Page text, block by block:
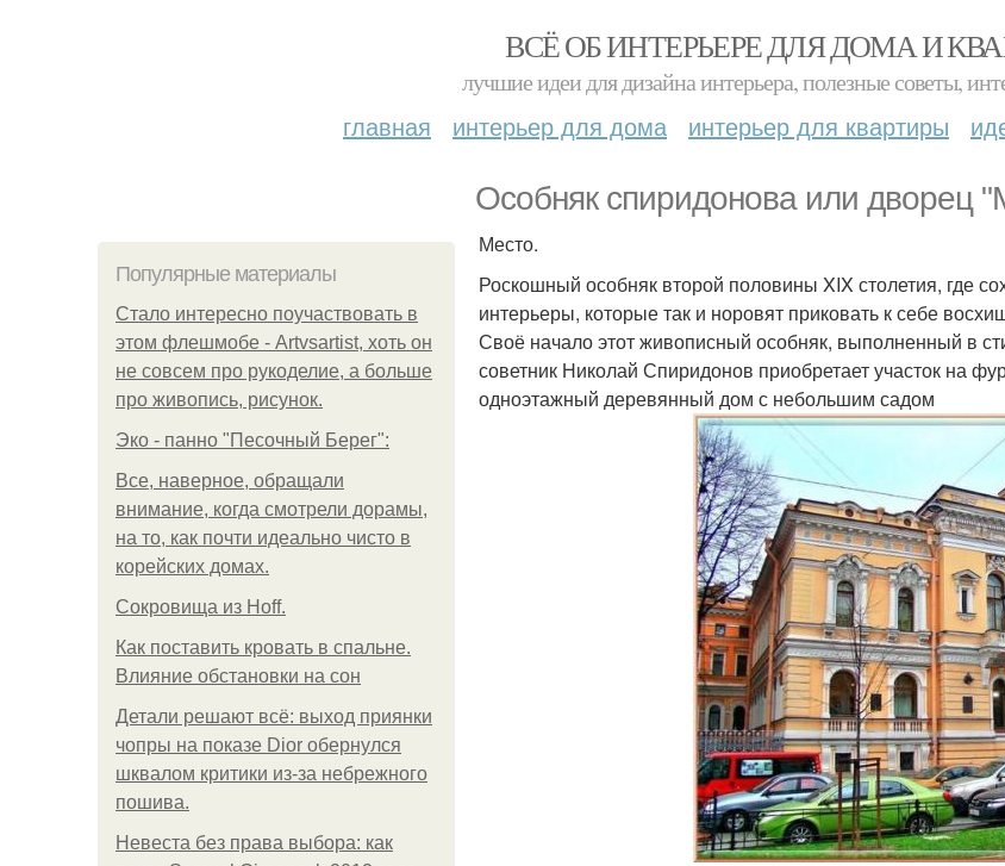
ВСЁ ОБ ИНТЕРЬЕРЕ ДЛЯ ДОМА И
лучшие идеи для дизайна интерьера, полезные советы,
главная интерьер для дома интерьер для квартиры
Особняк спиридонова или дворец
Популярные материалы
Стало интересно поучаствовать в
этом флешмобе - Artvsartist, хоть он
не совсем про рукоделие, а больше
про живопись, рисунок.
Эко - панно "Песочный Берег":
Все, наверное, обращали
внимание, когда смотрели дорамы,
на то, как почти идеально чисто в
корейских домах.
Сокровища из Hoff.
Как поставить кровать в спальне.
Влияние обстановки на сон
Детали решают всё: выход приянки
чопры на показе Dior обернулся
шквалом критики из-за небрежного
пошива.
Невеста без права выбора: как
Место.
Роскошный особняк второй половины XIX столетия, где
интерьеры, которые так и норовят приковать к себе
Своё начало этот живописный особняк, выполненный в
советник Николай Спиридонов приобретает участок на
одноэтажный деревянный дом с небольшим садом